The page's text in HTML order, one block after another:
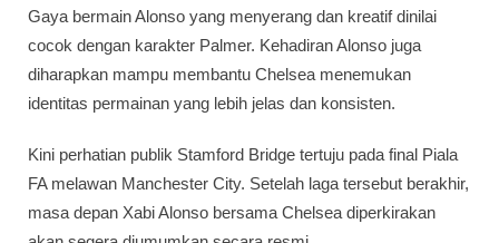
Gaya bermain Alonso yang menyerang dan kreatif dinilai
cocok dengan karakter Palmer. Kehadiran Alonso juga
diharapkan mampu membantu Chelsea menemukan
identitas permainan yang lebih jelas dan konsisten.
Kini perhatian publik Stamford Bridge tertuju pada final Piala
FA melawan Manchester City. Setelah laga tersebut berakhir,
masa depan Xabi Alonso bersama Chelsea diperkirakan